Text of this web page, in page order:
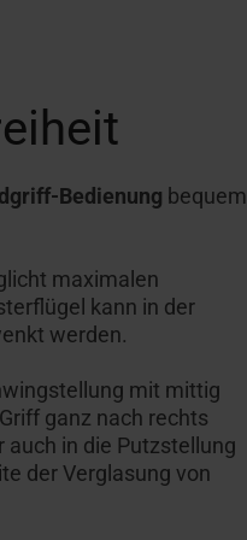
Bedienung bequem
maximalen
kann in der
werden.
mit mittig
ganz nach rechts
in die Putzstellung
der Verglasung von